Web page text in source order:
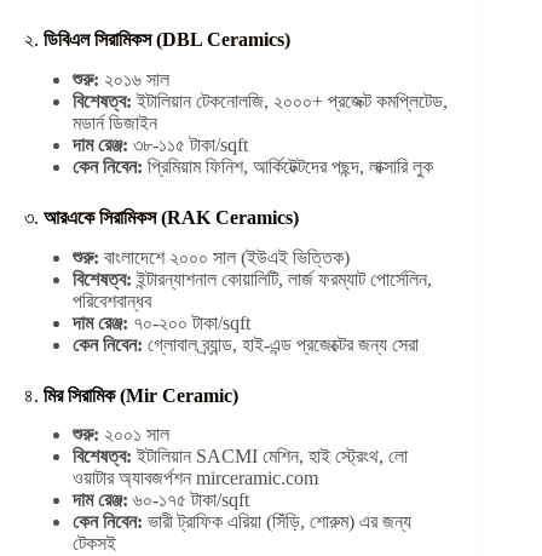
২. ডিবিএল সিরামিকস (DBL Ceramics)
শুরু: ২০১৬ সাল
বিশেষত্ব: ইটালিয়ান টেকনোলজি, ২০০০+ প্রজেক্ট কমপ্লিটেড,
মডার্ন ডিজাইন
দাম রেঞ্জ: ৩৮-১১৫ টাকা/sqft
কেন নিবেন: প্রিমিয়াম ফিনিশ, আর্কিটেক্টদের পছন্দ, লাক্সারি লুক
৩. আরএকে সিরামিকস (RAK Ceramics)
শুরু: বাংলাদেশে ২০০০ সাল (ইউএই ভিত্তিক)
বিশেষত্ব: ইন্টারন্যাশনাল কোয়ালিটি, লার্জ ফরম্যাট পোর্সেলিন,
পরিবেশবান্ধব
দাম রেঞ্জ: ৭০-২০০ টাকা/sqft
কেন নিবেন: গ্লোবাল ব্র্যান্ড, হাই-এন্ড প্রজেক্টের জন্য সেরা
৪. মির সিরামিক (Mir Ceramic)
শুরু: ২০০১ সাল
বিশেষত্ব: ইটালিয়ান SACMI মেশিন, হাই স্ট্রেংথ, লো
ওয়াটার অ্যাবজর্পশন mirceramic.com
দাম রেঞ্জ: ৬০-১৭৫ টাকা/sqft
কেন নিবেন: ভারী ট্রাফিক এরিয়া (সিঁড়ি, শোরুম) এর জন্য
টেকসই